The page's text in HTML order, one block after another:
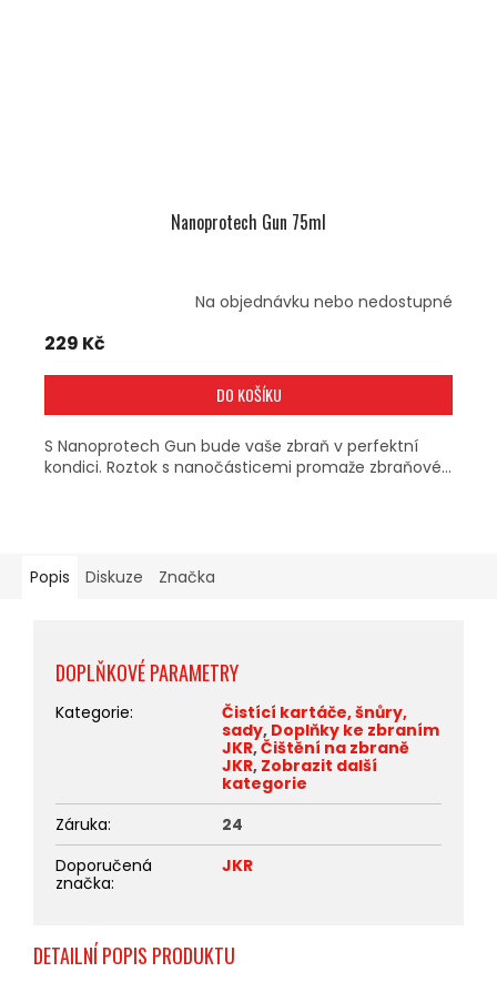
Nanoprotech Gun 75ml
Na objednávku nebo nedostupné
229 Kč
DO KOŠÍKU
S Nanoprotech Gun bude vaše zbraň v perfektní
kondici. Roztok s nanočásticemi promaže zbraňové...
Popis Diskuze Značka
DETAILNÍ POPIS PRODUKTU
DOPLŇKOVÉ PARAMETRY
Kategorie:
Čistící kartáče, šnůry,
sady, Doplňky ke zbraním
JKR,Čištění na zbraně
JKR, Zobrazit další
kategorie
Záruka:
24
Doporučená
značka:
JKR